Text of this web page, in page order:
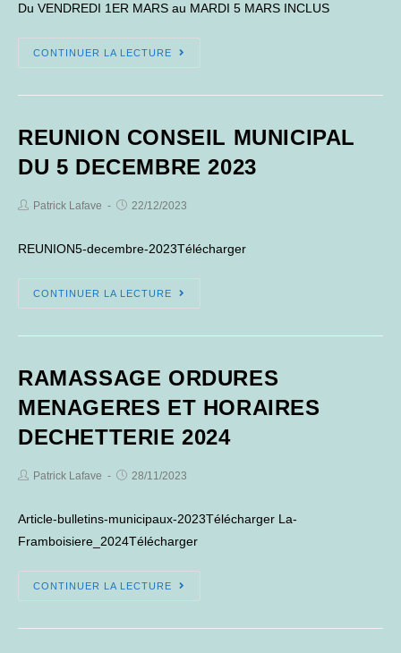
Du VENDREDI 1ER MARS au MARDI 5 MARS INCLUS
CONTINUER LA LECTURE
DE
LA
POUR
CONGES
REUNION CONSEIL MUNICIPAL
DU 5 DECEMBRE 2023
PostPatrick Lafave
Post22/12/2023
REUNION5-decembre-2023Télécharger
CONTINUER LA LECTURE
CONSEIL
MUNICIPAL
5
DECEMBRE
RAMASSAGE ORDURES
MENAGERES ET HORAIRES
DECHETTERIE 2024
PostPatrick Lafave
Post28/11/2023
Article-bulletins-municipaux-2023Télécharger La-
Framboisiere_2024Télécharger
CONTINUER LA LECTURE
ORDURES
MENAGERES